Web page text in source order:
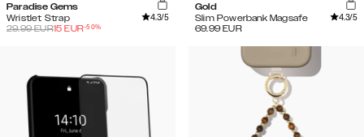
Paradise Gems
Wristlet Strap
4.3/5
29.99EUR15 EUR-50%
Gold
Slim Powerbank Magsafe
4.3/5
69.99 EUR